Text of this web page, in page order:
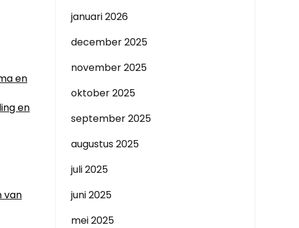
en
en
van
januari 2026
december 2025
november 2025
oktober 2025
september 2025
augustus 2025
juli 2025
juni 2025
mei 2025